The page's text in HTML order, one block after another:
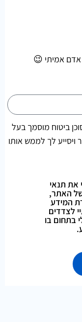
אדם אמיתי 😉
ביטוח מוסמך בעל
ויסייע לך לממש אותו
את תנאי
של האתר,
המידע
לצדדים
בתחום בו